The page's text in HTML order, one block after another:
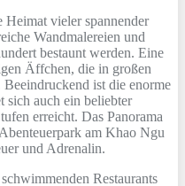
vieler spannender
Wandmalereien und
bestaunt werden. Eine
Äffchen, die in großen
ist die enorme
sich auch ein beliebter
erreicht. Das Panorama
am Khao Ngu
und Adrenalin.
Restaurants